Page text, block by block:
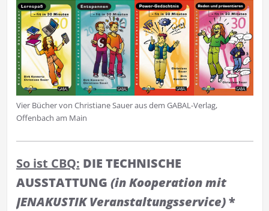
Vier Bücher von Christiane Sauer aus dem GABAL-Verlag,
Offenbach am Main
So ist CBQ: DIE TECHNISCHE
AUSSTATTUNG (in Kooperation mit
JENAKUSTIK Veranstaltungsservice)*